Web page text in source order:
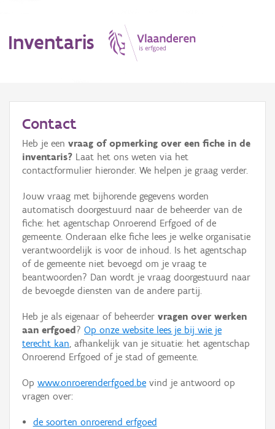
Inventaris
Erfgoedobject
Aanduidingsobject
Waarneming
Thema
Gebeurtenis
Persoon of collectief
Hergebruik
Aanmelden
Contact
Heb je een vraag of opmerking over een fiche in de
inventaris? Laat het ons weten via het
contactformulier hieronder. We helpen je graag verder.
Jouw vraag met bijhorende gegevens worden
automatisch doorgestuurd naar de beheerder van de
fiche: het agentschap Onroerend Erfgoed of de
gemeente. Onderaan elke fiche lees je welke organisatie
verantwoordelijk is voor de inhoud. Is het agentschap
of de gemeente niet bevoegd om je vraag te
beantwoorden? Dan wordt je vraag doorgestuurd naar
de bevoegde diensten van de andere partij.
Heb je als eigenaar of beheerder vragen over werken
aan erfgoed ? Op onze website lees je bij wie je
terecht kan, afhankelijk van je situatie: het agentschap
Onroerend Erfgoed of je stad of gemeente.
Op www.onroerenderfgoed.be vind je antwoord op
vragen over:
de soorten onroerend erfgoed